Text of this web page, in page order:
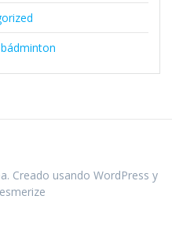
Creado usando WordPress y